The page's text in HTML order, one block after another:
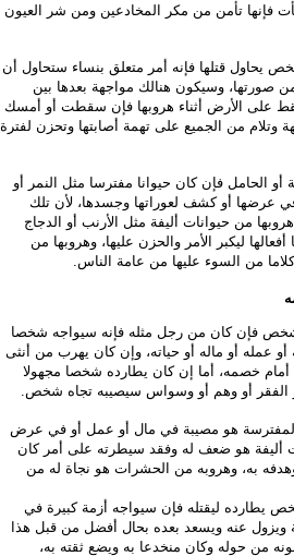
فإنها تأمن من مكر المخادعين ومن شر العيون
يحاول قتلها فإنه أمر متعلق بنساء ستحاول أن
صورتها، وسيكون هنالك مواجهة بعدها بين
على الأرض أثناء هروبها فإن سقطت أو أمسك
وتلام من الجميع على تهمة أصابتها وتحزن لفترة
الحامل فإن كان حيوانا مفترسا مثل النمر أو
في عرضها أو كشف لعوراتها وجسدها، لأن تلك
من حيوانات أليفة مثل الأرنب أو الدجاج
ليكبر الأمر والحزن عليها، وهروبها من
من السوء عليها من عامة الناس.
فإن كان من رجل مثله فإنه سيواجه شخصا
عمله أو ماله أو حياته، وإن كان يهرب من أنثى
أمام خصمه، أما إن كان يطارده شخصا مجهولا
الفقر أو وهم أو وسواس سيصيبه تجاه شخص.
المفترسة هو مصيبة في مال أو عمل أو في عرض
أليفة هو ضعف له وفقد سيطرته على أمر كان
به، وهروبه من الحشرات هو نجاة له من
يطارده ليقتله فإن سيواجه أزمة كبيرة في
ويزول عنه ويسعد بعده بحال أفضل من قبل هذا
من حوله وكان منخدعا به ويضع ثقته به،